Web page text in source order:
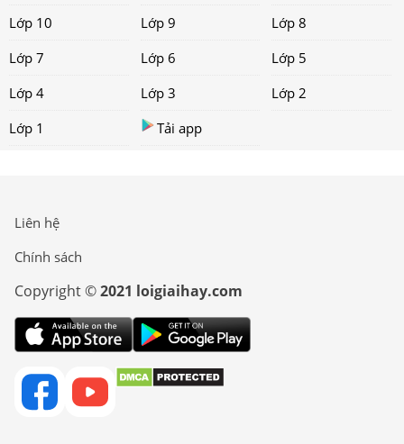
Lớp 10
Lớp 9
Lớp 8
Lớp 7
Lớp 6
Lớp 5
Lớp 4
Lớp 3
Lớp 2
Lớp 1
Tải app
Liên hệ
Chính sách
Copyright ©2021 loigiaihay.com